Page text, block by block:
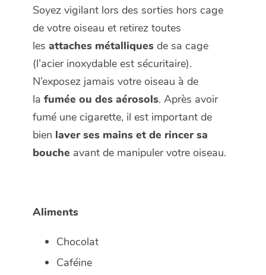
Soyez vigilant lors des sorties hors cage
de votre oiseau et retirez toutes
les attaches métalliques de sa cage
(l’acier inoxydable est sécuritaire).
N’exposez jamais votre oiseau à de
la fumée ou des aérosols. Après avoir
fumé une cigarette, il est important de
bien laver ses mains et de rincer sa
bouche avant de manipuler votre oiseau.
Aliments
Chocolat
Caféine